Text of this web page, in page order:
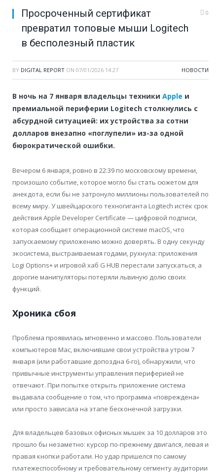
Просроченный сертификат
превратил топовые мыши Logitech
в бесполезный пластик
0
BY DIGITAL REPORT ON 07/01/2026 14:27 НОВОСТИ
В ночь на 7 января владельцы техники Apple и
премиальной периферии Logitech столкнулись с
абсурдной ситуацией: их устройства за сотни
долларов внезапно «поглупели» из-за одной
бюрократической ошибки.
Вечером 6 января, ровно в 22:39 по московскому времени,
произошло событие, которое могло бы стать сюжетом для
анекдота, если бы не затронуло миллионы пользователей по
всему миру. У швейцарского техногиганта Logitech истёк срок
действия Apple Developer Certificate — цифровой подписи,
которая сообщает операционной системе macOS, что
запускаемому приложению можно доверять. В одну секунду
экосистема, выстраиваемая годами, рухнула: приложения
Logi Options+ и игровой хаб G HUB перестали запускаться, а
дорогие манипуляторы потеряли львиную долю своих
функций.
Хроника сбоя
Проблема проявилась мгновенно и массово. Пользователи
компьютеров Mac, включившие свои устройства утром 7
января (или работавшие допоздна 6-го), обнаружили, что
привычные инструменты управления периферией не
отвечают. При попытке открыть приложение система
выдавала сообщение о том, что программа «повреждена»
или просто зависала на этапе бесконечной загрузки.
Для владельцев базовых офисных мышек за 10 долларов это
прошло бы незаметно: курсор по-прежнему двигался, левая и
правая кнопки работали. Но удар пришелся по самому
платежеспособному и требовательному сегменту аудитории